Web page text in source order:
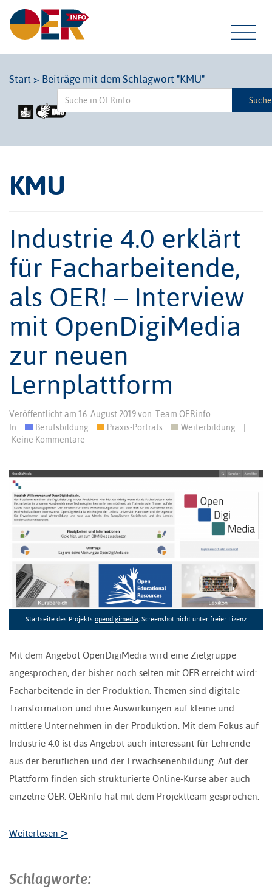
Start > Beiträge mit dem Schlagwort "KMU"
KMU
Industrie 4.0 erklärt
für Facharbeitende,
als OER! – Interview
mit OpenDigiMedia
zur neuen
Lernplattform
Veröffentlicht am 16. August 2019von Team OERinfo
In:
Berufsbildung Praxis-Porträts Weiterbildung
Keine Kommentare
Startseite des Projekts opendigimedia, Screenshot nicht unter freier Lizenz
Mit dem Angebot OpenDigiMedia wird eine Zielgruppe
angesprochen, der bisher noch selten mit OER erreicht wird:
Facharbeitende in der Produktion. Themen sind digitale
Transformation und ihre Auswirkungen auf kleine und
mittlere Unternehmen in der Produktion. Mit dem Fokus auf
Industrie 4.0 ist das Angebot auch interessant für Lehrende
aus der beruflichen und der Erwachsenenbildung. Auf der
Plattform finden sich strukturierte Online-Kurse aber auch
einzelne OER. OERinfo hat mit dem Projektteam gesprochen.
Weiterlesen >
Schlagworte: